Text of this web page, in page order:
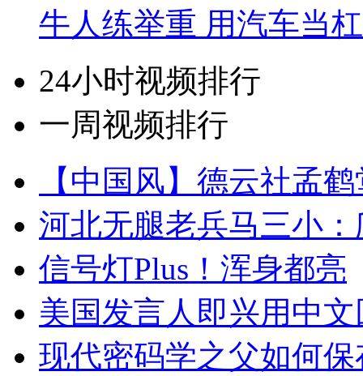
牛人练举重 用汽车当
24小时视频排行
一周视频排行
【中国风】德云社孟
河北无腿老兵马三小
信号灯Plus！浑身都亮
美国发言人即兴用中
现代密码学之父如何